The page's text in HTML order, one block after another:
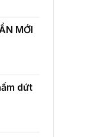
MỚI
dứt